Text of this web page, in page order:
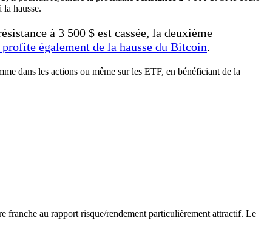
hausse.
à 3 500 $ est cassée, la deuxième
profite également de la hausse du Bitcoin.
dans les actions ou même sur les ETF, en bénéficiant de la
franche au rapport risque/rendement particulièrement attractif. Le